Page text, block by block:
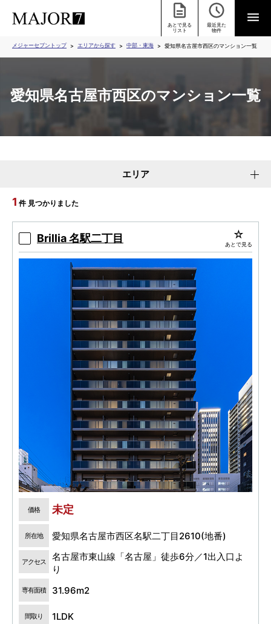
あとで見る
リスト
最近見た
物件
メジャーセブントップ エリアから探す 中部・東海 愛知県名古屋市西区のマンション一覧
愛知県名古屋市西区のマンション一覧
エリア
1 件 見つかりました
Brillia 名駅二丁目 あとで見る
価格 未定
所在地 愛知県名古屋市西区名駅二丁目2610(地番)
アクセス
名古屋市東山線「名古屋」徒歩6分／1出入口よ
り
専有面積 31.96m2
間取り 1LDK